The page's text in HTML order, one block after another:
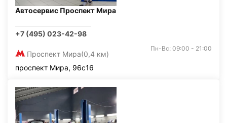
Автосервис Проспект Мира
+7 (495) 023-42-98
Проспект Мира(0,4 км)
Пн-Вс: 09:00 - 21:00
проспект Мира, 96с16